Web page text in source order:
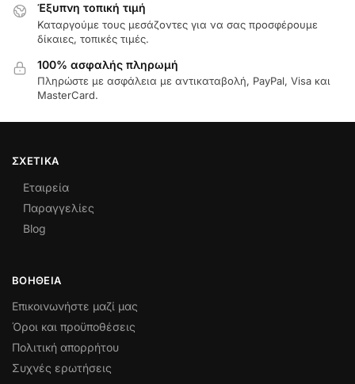
Έξυπνη τοπική τιμή
Καταργούμε τους μεσάζοντες για να σας προσφέρουμε
δίκαιες, τοπικές τιμές.
100% ασφαλής πληρωμή
Πληρώστε με ασφάλεια με αντικαταβολή, PayPal, Visa και
MasterCard.
ΣΧΕΤΙΚΆ
Εταιρεία
Παραγγελίες
Blog
ΒΟΉΘΕΙΑ
Επικοινωνήστε μαζί μας
Όροι και προϋποθέσεις
Πολιτική απορρήτου
Συχνές ερωτήσεις